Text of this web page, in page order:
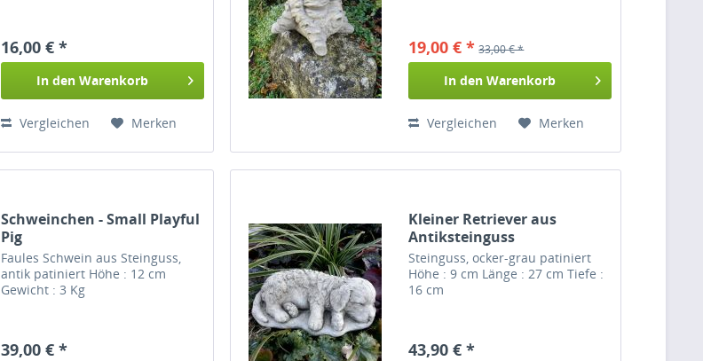
16,00 € *
In den Warenkorb
Vergleichen Merken
19,00 € * 33,00 € *
In den Warenkorb
Vergleichen Merken
Schweinchen - Small Playful
Pig
Faules Schwein aus Steinguss,
antik patiniert Höhe : 12 cm
Gewicht : 3 Kg
39,00 € *
Kleiner Retriever aus
Antiksteinguss
Steinguss, ocker-grau patiniert
Höhe : 9 cm Länge : 27 cm Tiefe :
16 cm
43,90 € *